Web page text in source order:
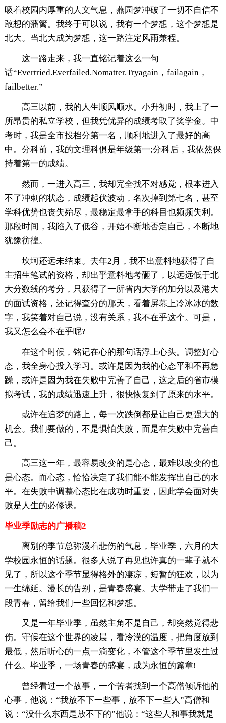
吸着校园内厚重的人文气息，燕园梦冲破了一切不自信不
敢想的藩篱。我终于可以说，我有一个梦想，这个梦想是
北大。当北大成为梦想，这一路注定风雨兼程。
这一路走来，我一直铭记着这么一句
话“Evertried.Everfailed.Nomatter.Tryagain，failagain，
failbetter.”
高三以前，我的人生顺风顺水。小升初时，我上了一
所昂贵的私立学校，但我凭优异的成绩考取了奖学金。中
考时，我是全市投档分第一名，顺利地进入了最好的高
中。分科前，我的文理科俱是年级第一;分科后，我依然保
持着第一的成绩。
然而，一进入高三，我却完全找不对感觉，根本进入
不了冲刺的状态，成绩起伏波动，名次掉到第七名，甚至
学科优势也丧失殆尽，最稳定最拿手的科目也频频失利。
那段时间，我陷入了低谷，开始不断地否定自己，不断地
犹豫彷徨。
坎坷还远未结束。去年2月，我不出意料地获得了自
主招生笔试的资格，却出乎意料地考砸了，以远远低于北
大分数线的考分，只获得了一所省内大学的加分以及港大
的面试资格，还记得查分的那天，看着屏幕上冷冰冰的数
字，我笑着对自己说，没有关系，我不在乎这个。可是，
我又怎么会不在乎呢?
在这个时候，铭记在心的那句话浮上心头。调整好心
态，我全身心投入学习。或许是因为我的心态平和不再急
躁，或许是因为我在失败中完善了自己，这之后的省市模
拟考试，我的成绩迅速上升，很快恢复到了原来的水平。
或许在追梦的路上，每一次跌倒都是让自己更强大的
机会。我们要做的，不是惧怕失败，而是在失败中完善自
己。
高三这一年，最容易改变的是心态，最难以改变的也
是心态。而心态，恰恰决定了我们能不能发挥出自己的水
平。在失败中调整心态比在成功时重要，因此学会面对失
败是人生的必修课。
毕业季励志的广播稿2
离别的季节总弥漫着悲伤的气息，毕业季，六月的大
学校园永恒的话题。很多人说了再见也许真的一辈子就不
见了，所以这个季节显得格外的凄凉，短暂的狂欢，以为
一生绵延。漫长的告别，是青春盛宴。大学带走了我们一
段青春，留给我们一些回忆和梦想。
又是一年毕业季，虽然主角不是自己，却突然觉得悲
伤。守候在这个世界的凌晨，看冷漠的温度，把角度放到
最低，然后听心的一点一滴变化，不管这个季节里发生过
什么。毕业季，一场青春的盛宴，成为永恒的篇章!
曾经看过一个故事，一个苦者找到一个高僧倾诉他的
心事，他说：“我放不下一些事，放不下一些人”高僧和
说：“没什么东西是放不下的”他说：“这些人和事我就是